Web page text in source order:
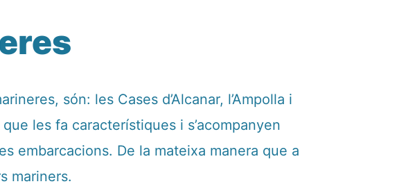
són: les Cases d’Alcanar, l’Ampolla i
les fa característiques i s’acompanyen
embarcacions. De la mateixa manera que a
mariners.